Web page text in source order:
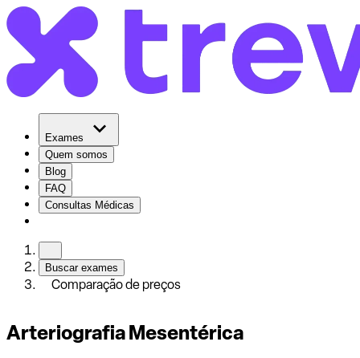
Exames
Quem somos
Blog
FAQ
Consultas Médicas
Buscar exames
Comparação de preços
Arteriografia Mesentérica